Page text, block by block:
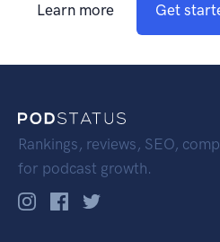
Learn more Get
Rankings, reviews, SEO,
for podcast growth.